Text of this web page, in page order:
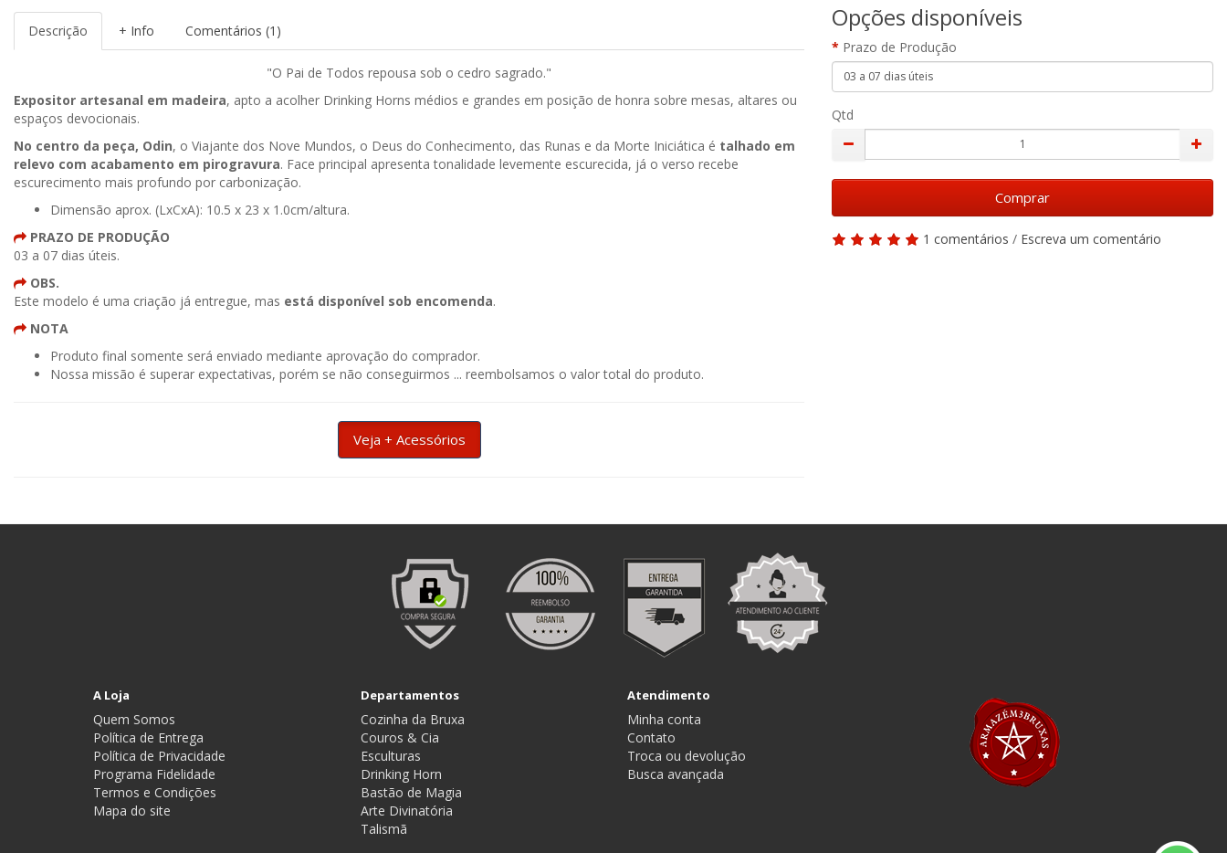
Descrição + Info Comentários (1)
"O Pai de Todos repousa sob o cedro sagrado."
Expositor artesanal em madeira, apto a acolher Drinking Horns médios e grandes em posição de honra sobre mesas, altares ou
espaços devocionais.
No centro da peça, Odin, o Viajante dos Nove Mundos, o Deus do Conhecimento, das Runas e da Morte Iniciática é talhado em
relevo com acabamento em pirogravura. Face principal apresenta tonalidade levemente escurecida, já o verso recebe
escurecimento mais profundo por carbonização.
Dimensão aprox. (LxCxA): 10.5 x 23 x 1.0cm/altura.
PRAZO DE PRODUÇÃO
03 a 07 dias úteis.
OBS.
Este modelo é uma criação já entregue, mas está disponível sob encomenda.
NOTA
Produto final somente será enviado mediante aprovação do comprador.
Nossa missão é superar expectativas, porém se não conseguirmos ... reembolsamos o valor total do produto.
Veja + Acessórios
Opções disponíveis
Prazo de Produção
Qtd
Comprar
1 comentários / Escreva um comentário
A Loja
Quem Somos
Política de Entrega
Política de Privacidade
Programa Fidelidade
Termos e Condições
Mapa do site
Departamentos
Cozinha da Bruxa
Couros & Cia
Esculturas
Drinking Horn
Bastão de Magia
Arte Divinatória
Talismã
Atendimento
Minha conta
Contato
Troca ou devolução
Busca avançada